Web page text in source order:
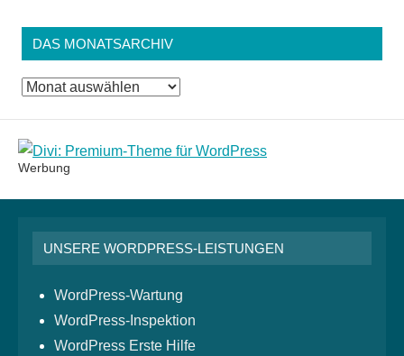
DAS MONATSARCHIV
Das
Werbung
UNSERE WORDPRESS-LEISTUNGEN
WordPress-Wartung
WordPress-Inspektion
WordPress Erste Hilfe